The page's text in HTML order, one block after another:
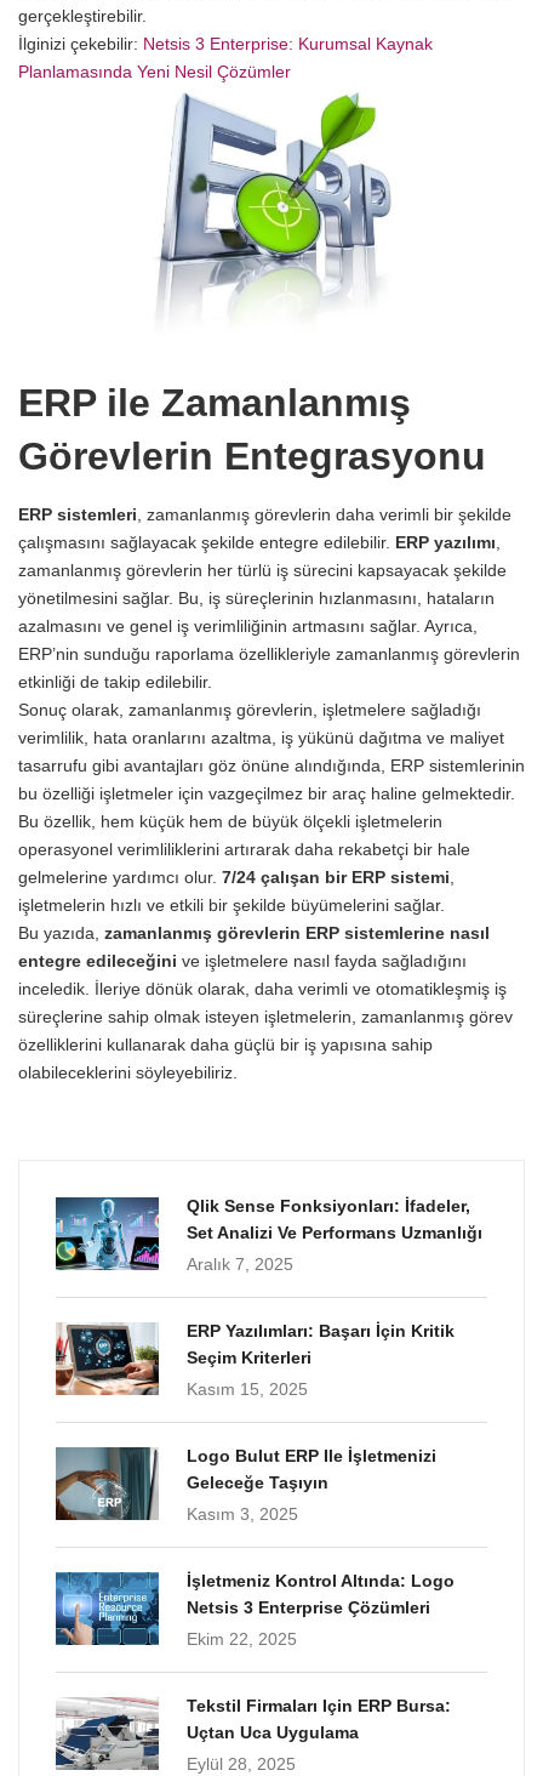
gerçekleştirebilir.
İlginizi çekebilir: Netsis 3 Enterprise: Kurumsal Kaynak
Planlamasında Yeni Nesil Çözümler
ERP ile Zamanlanmış
Görevlerin Entegrasyonu
ERP sistemleri , zamanlanmış görevlerin daha verimli bir şekilde
çalışmasını sağlayacak şekilde entegre edilebilir. ERP yazılımı
zamanlanmış görevlerin her türlü iş sürecini kapsayacak şekilde
yönetilmesini sağlar. Bu, iş süreçlerinin hızlanmasını, hataların
azalmasını ve genel iş verimliliğinin artmasını sağlar. Ayrıca,
ERP’nin sunduğu raporlama özellikleriyle zamanlanmış görevlerin
etkinliği de takip edilebilir.
Sonuç olarak, zamanlanmış görevlerin, işletmelere sağladığı
verimlilik, hata oranlarını azaltma, iş yükünü dağıtma ve maliyet
tasarrufu gibi avantajları göz önüne alındığında, ERP sistemlerinin
bu özelliği işletmeler için vazgeçilmez bir araç haline gelmektedir.
Bu özellik, hem küçük hem de büyük ölçekli işletmelerin
operasyonel verimliliklerini artırarak daha rekabetçi bir hale
gelmelerine yardımcı olur. 7/24 çalışan bir ERP sistemi
işletmelerin hızlı ve etkili bir şekilde büyümelerini sağlar.
Bu yazıda, zamanlanmış görevlerin ERP sistemlerine nasıl
entegre edileceğini ve işletmelere nasıl fayda sağladığını
inceledik. İleriye dönük olarak, daha verimli ve otomatikleşmiş iş
süreçlerine sahip olmak isteyen işletmelerin, zamanlanmış görev
özelliklerini kullanarak daha güçlü bir iş yapısına sahip
olabileceklerini söyleyebiliriz.
Qlik Sense Fonksiyonları: İfadeler,
Set Analizi Ve Performans Uzmanlığı
Aralık 7, 2025
ERP Yazılımları: Başarı İçin Kritik
Seçim Kriterleri
Kasım 15, 2025
Logo Bulut ERP Ile İşletmenizi
Geleceğe Taşıyın
Kasım 3, 2025
İşletmeniz Kontrol Altında: Logo
Netsis 3 Enterprise Çözümleri
Ekim 22, 2025
Tekstil Firmaları Için ERP Bursa:
Uçtan Uca Uygulama
Eylül 28, 2025